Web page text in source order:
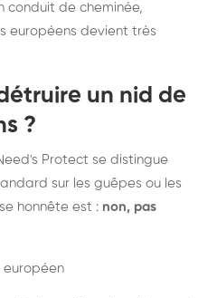
conduit de cheminée,
européens devient très
un nid de
?
Protect se distingue
sur les guêpes ou les
honnête est : non, pas
européen